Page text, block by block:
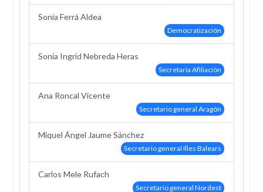
Sonia Ferrá Aldea
Democratización
Sonia Ingrid Nebreda Heras
Secretaría Afiliación
Ana Roncal Vicente
Secretario general Aragón
Miquel Ángel Jaume Sánchez
Secretario general Illes Balears
Carlos Mele Rufach
Secretario general Nordest